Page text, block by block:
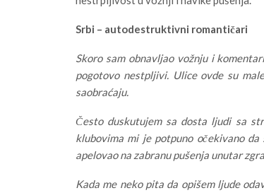
Srbi – autodestruktivni romantičari
Skoro sam obnavljao vožnju i
pogotovo nestpljivi. Ulice ovde su
saobraćaju.
Često duskutujem sa dosta ljudi sa
klubovima mi je potpuno očekivano
apelovao na zabranu pušenja unutar
Kada me neko pita da opišem ljude